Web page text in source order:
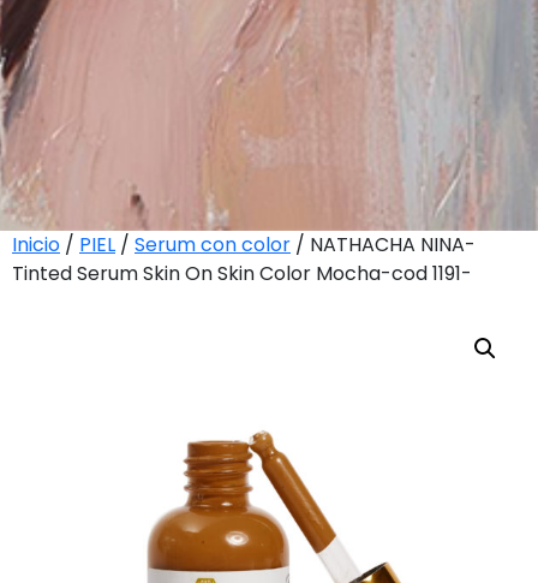
Inicio / PIEL / Serum con color / NATHACHA NINA-
Tinted Serum Skin On Skin Color Mocha-cod 1191-